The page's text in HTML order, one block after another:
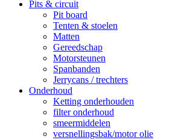
Pits & circuit
Pit board
Tenten & stoelen
Matten
Gereedschap
Motorsteunen
Spanbanden
Jerrycans / trechters
Onderhoud
Ketting onderhouden
filter onderhoud
smeermiddelen
versnellingsbak/motor olie